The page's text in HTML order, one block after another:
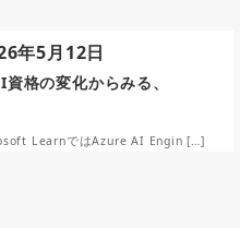
格の変化からみる、
LearnではAzure AI Engin […]
年5月12日